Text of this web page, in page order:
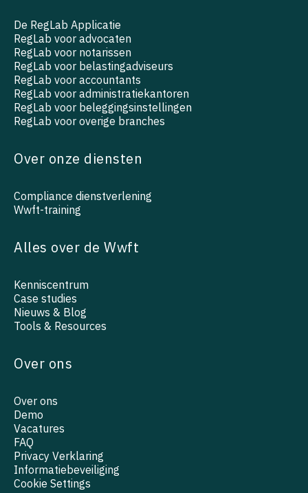
De RegLab Applicatie
RegLab voor advocaten
RegLab voor notarissen
RegLab voor belastingadviseurs
RegLab voor accountants
RegLab voor administratiekantoren
RegLab voor beleggingsinstellingen
RegLab voor overige branches
Over onze diensten
Compliance dienstverlening
Wwft-training
Alles over de Wwft
Kenniscentrum
Case studies
Nieuws & Blog
Tools & Resources
Over ons
Over ons
Demo
Vacatures
FAQ
Privacy Verklaring
Informatiebeveiliging
Cookie Settings